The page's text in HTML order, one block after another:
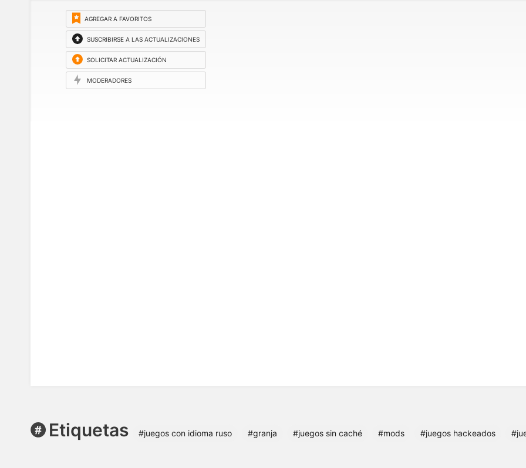
AGREGAR A FAVORITOS
SUSCRIBIRSE A LAS ACTUALIZACIONES
SOLICITAR ACTUALIZACIÓN
MODERADORES
Etiquetas #juegos con idioma ruso #granja #juegos sin caché #mods #juegos hackeados